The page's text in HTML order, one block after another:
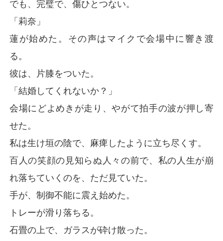
でも、完璧で、傷ひとつない。
「莉奈」
蓮が始めた。その声はマイクで会場中に響き渡
る。
彼は、片膝をついた。
「結婚してくれないか？」
会場にどよめきが走り、やがて拍手の波が押し寄
せた。
私は生け垣の陰で、麻痺したように立ち尽くす。
百人の笑顔の見知らぬ人々の前で、私の人生が崩
れ落ちていくのを、ただ見ていた。
手が、制御不能に震え始めた。
トレーが滑り落ちる。
石畳の上で、ガラスが砕け散った。